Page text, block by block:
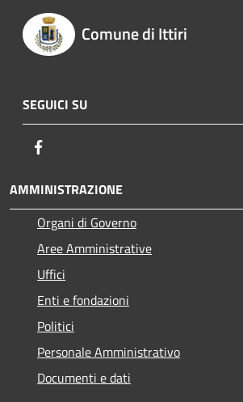
Comune di Ittiri
SEGUICI SU
AMMINISTRAZIONE
Organi di Governo
Aree Amministrative
Uffici
Enti e fondazioni
Politici
Personale Amministrativo
Documenti e dati